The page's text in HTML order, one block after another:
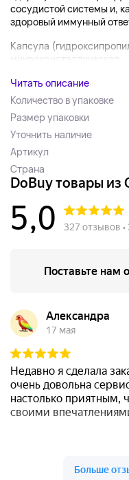
сосудистой системы и,
здоровый иммунный
Капсула
микрокристаллическая...
Читать описание
Количество в упаковке
Размер упаковки
Уточнить наличие
Артикул
Страна